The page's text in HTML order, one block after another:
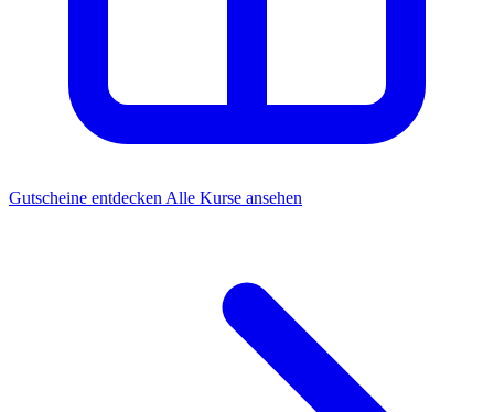
Gutscheine entdecken Alle Kurse ansehen